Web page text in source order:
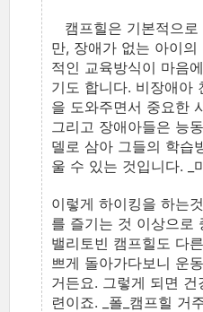
캠프힐은 기본적으로
만, 장애가 없는 아이
적인 교육방식이 마음
기도 합니다. 비장애아
을 도와주면서 중요한
그리고 장애아들은 능
델로 삼아 그들의 학습
울 수 있는 것입니다. _
이렇게 하이킹을 하는
를 즐기는 것 이상으로
밸리토빈 캠프힐도 다
쁘게 돌아가다보니 운
거든요. 그렇게 되면
련이죠. _폴_캠프힐 거